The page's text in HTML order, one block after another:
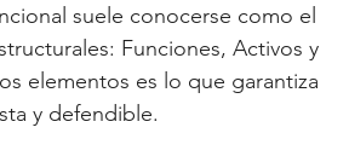
suele conocerse como el
Funciones, Activos y
elementos es lo que garantiza
y defendible.